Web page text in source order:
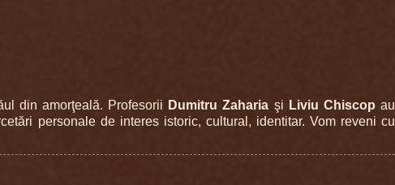
din amorţeală. Profesorii Dumitru Zaharia şi Liviu Chiscop au
personale de interes istoric, cultural, identitar. Vom reveni cu